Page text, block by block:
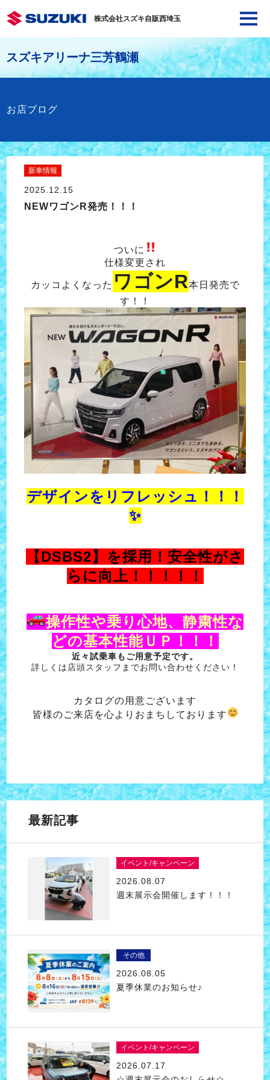
株式会社スズキ自販西埼玉
スズキアリーナ三芳鶴瀬
お店ブログ
新車情報
2025.12.15
NEWワゴンR発売！！！
ついに
仕様変更され
カッコよくなった ワゴンR本日発売で
す！！
デザインをリフレッシュ！！！
✨
【DSBS2】を採用！安全性がさ
らに向上！！！！！
操作性や乗り心地、静粛性な
どの基本性能ＵＰ！！！
近々試乗車もご用意予定です。
詳しくは店頭スタッフまでお問い合わせください！
カタログの用意ございます
皆様のご来店を心よりおまちしております
最新記事
イベント/キャンペーン
2026.08.07
週末展示会開催します！！！
その他
2026.08.05
夏季休業のお知らせ♪
イベント/キャンペーン
2026.07.17